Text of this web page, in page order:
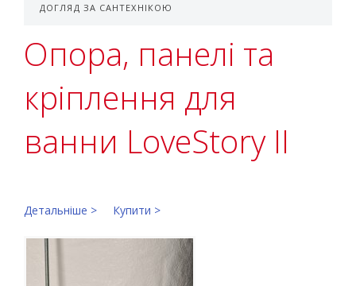
ДОГЛЯД ЗА САНТЕХНІКОЮ
Опора, панелі та
кріплення для
ванни LoveStory II
Детальніше > Купити >